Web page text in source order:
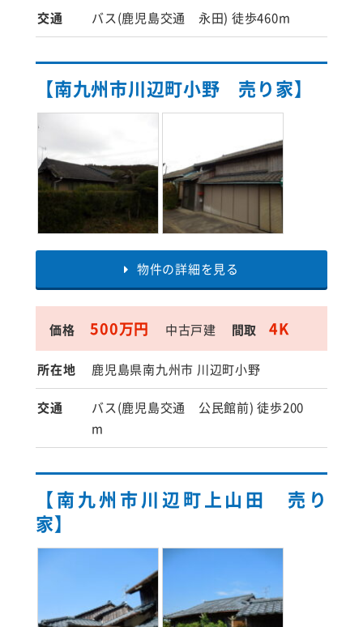
交通 バス(鹿児島交通 永田) 徒歩460m
【南九州市川辺町小野 売り家】
物件の詳細を見る
価格 500万円 中古戸建 間取 4K
所在地 鹿児島県南九州市 川辺町小野
交通
バス(鹿児島交通 公民館前) 徒歩200
m
【南九州市川辺町上山田 売り
家】